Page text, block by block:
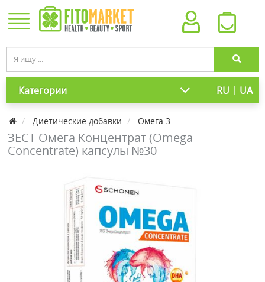
Категории RU | UA
Диетические добавки Омега 3
ЗЕСТ Омега Концентрат (Omega
Concentrate) капсулы №30